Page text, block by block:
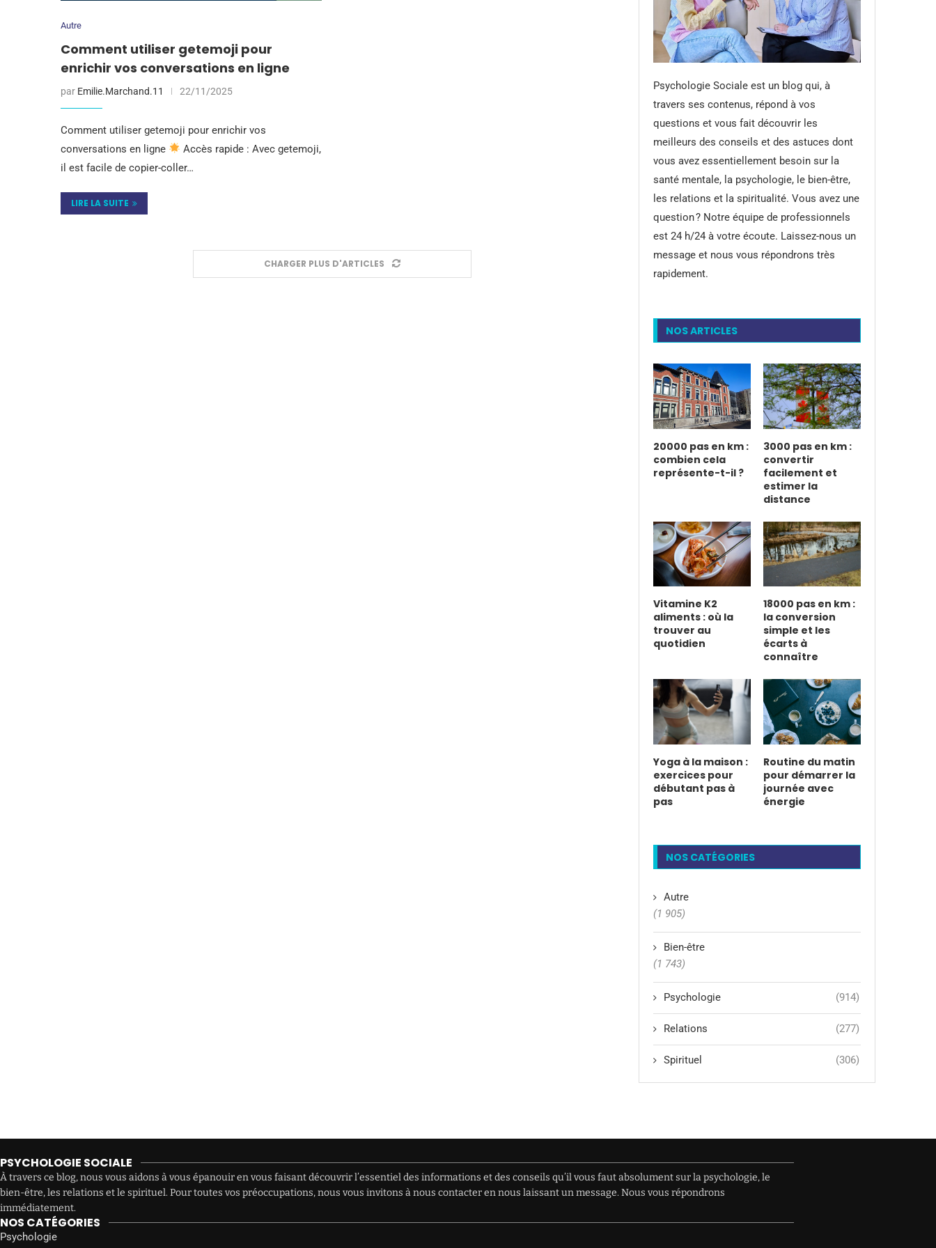
Autre
Comment utiliser getemoji pour
enrichir vos conversations en ligne
par Emilie.Marchand.11 22/11/2025
Comment utiliser getemoji pour enrichir vos
conversations en ligne
Accès rapide : Avec getemoji,
il est facile de copier-coller…
LIRE LA SUITE
CHARGER PLUS D'ARTICLES
Psychologie Sociale est un blog qui, à
travers ses contenus, répond à vos
questions et vous fait découvrir les
meilleurs des conseils et des astuces dont
vous avez essentiellement besoin sur la
santé mentale, la psychologie, le bien-être,
les relations et la spiritualité. Vous avez une
question ? Notre équipe de professionnels
est 24 h/24 à votre écoute. Laissez-nous un
message et nous vous répondrons très
rapidement.
NOS ARTICLES
20000 pas en km :
combien cela
représente-t-il ?
3000 pas en km :
convertir
facilement et
estimer la
distance
Vitamine K2
aliments : où la
trouver au
quotidien
18000 pas en km :
la conversion
simple et les
écarts à
connaître
Yoga à la maison :
exercices pour
débutant pas à
pas
Routine du matin
pour démarrer la
journée avec
énergie
NOS CATÉGORIES
Autre
(1 905)
Bien-être
(1 743)
Psychologie (914)
Relations (277)
Spirituel (306)
PSYCHOLOGIE SOCIALE
À travers ce blog, nous vous aidons à vous épanouir en vous faisant découvrir l’essentiel des informations et des conseils qu’il vous faut absolument sur la psychologie, le
bien-être, les relations et le spirituel. Pour toutes vos préoccupations, nous vous invitons à nous contacter en nous laissant un message. Nous vous répondrons
immédiatement.
NOS CATÉGORIES
Psychologie